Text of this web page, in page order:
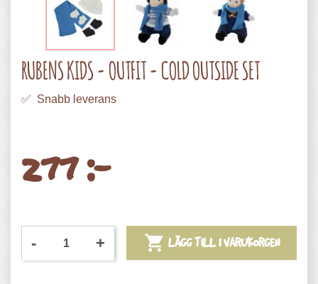
RUBENS KIDS - OUTFIT - COLD OUTSIDE SET
✅ Snabb leverans
277 :-
- +  LÄGG TILL I VARUKORGEN